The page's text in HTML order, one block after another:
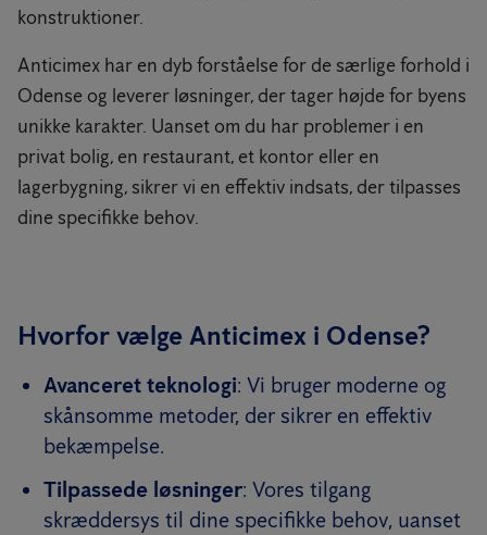
konstruktioner.
Anticimex har en dyb forståelse for de særlige forhold i
Odense og leverer løsninger, der tager højde for byens
unikke karakter. Uanset om du har problemer i en
privat bolig, en restaurant, et kontor eller en
lagerbygning, sikrer vi en effektiv indsats, der tilpasses
dine specifikke behov.
Hvorfor vælge Anticimex i Odense?
Avanceret teknologi: Vi bruger moderne og
skånsomme metoder, der sikrer en effektiv
bekæmpelse.
Tilpassede løsninger: Vores tilgang
skræddersys til dine specifikke behov, uanset